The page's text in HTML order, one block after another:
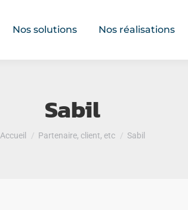
Nos solutions Nos réalisations
Sabil
Vous êtes ici :
Accueil Partenaire, client, etc Sabil